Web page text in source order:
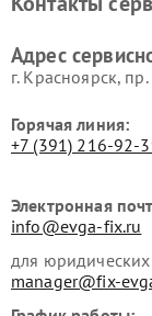
Адрес
г. Красноярск,
Горячая линия:
+7 (391) 216-92-
Электронная
info@evga-fix.ru
для
manager@fix-